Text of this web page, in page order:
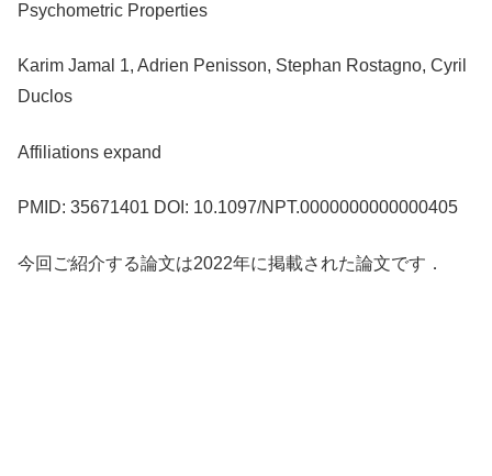
Psychometric Properties
Karim Jamal 1, Adrien Penisson, Stephan Rostagno, Cyril
Duclos
Affiliations expand
PMID: 35671401 DOI: 10.1097/NPT.0000000000000405
今回ご紹介する論文は2022年に掲載された論文です．